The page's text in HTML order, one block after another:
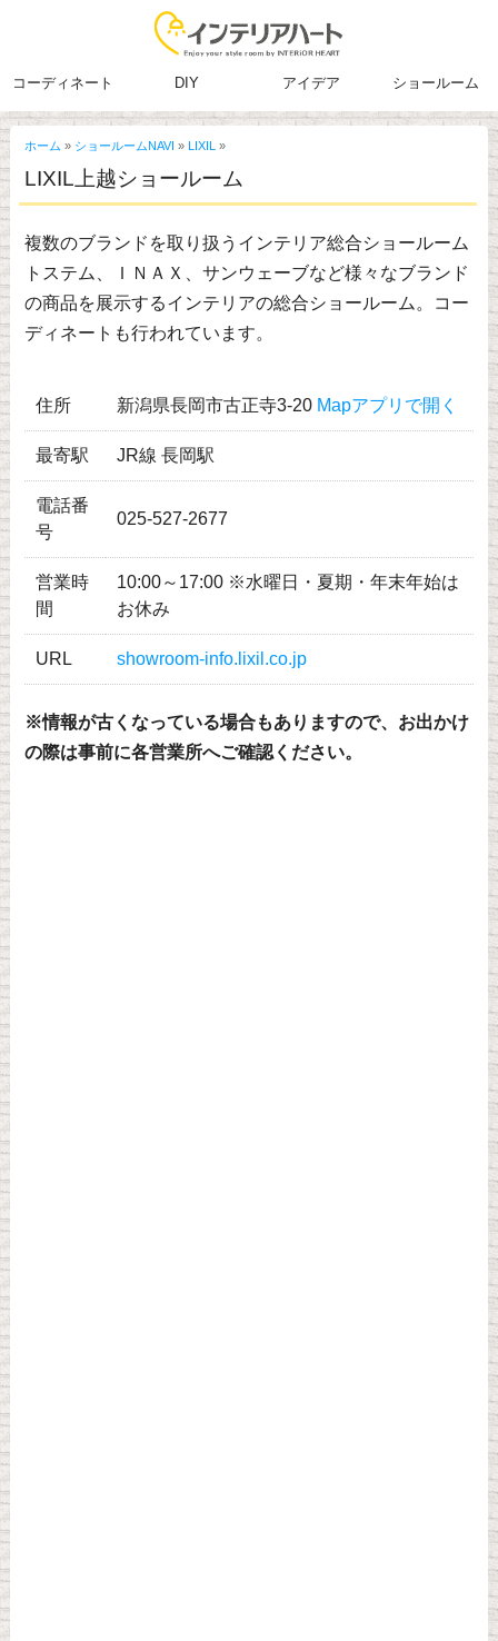
コーディネート DIY アイデア ショールーム
ホーム » ショールームNAVI » LIXIL »
LIXIL上越ショールーム
複数のブランドを取り扱うインテリア総合ショールーム
トステム、ＩＮＡＸ、サンウェーブなど様々なブランド
の商品を展示するインテリアの総合ショールーム。コー
ディネートも行われています。
住所 新潟県長岡市古正寺3-20 Mapアプリで開く
最寄駅 JR線 長岡駅
電話番
号
025-527-2677
営業時
間
10:00～17:00 ※水曜日・夏期・年末年始は
お休み
URL showroom-info.lixil.co.jp
※情報が古くなっている場合もありますので、お出かけ
の際は事前に各営業所へご確認ください。